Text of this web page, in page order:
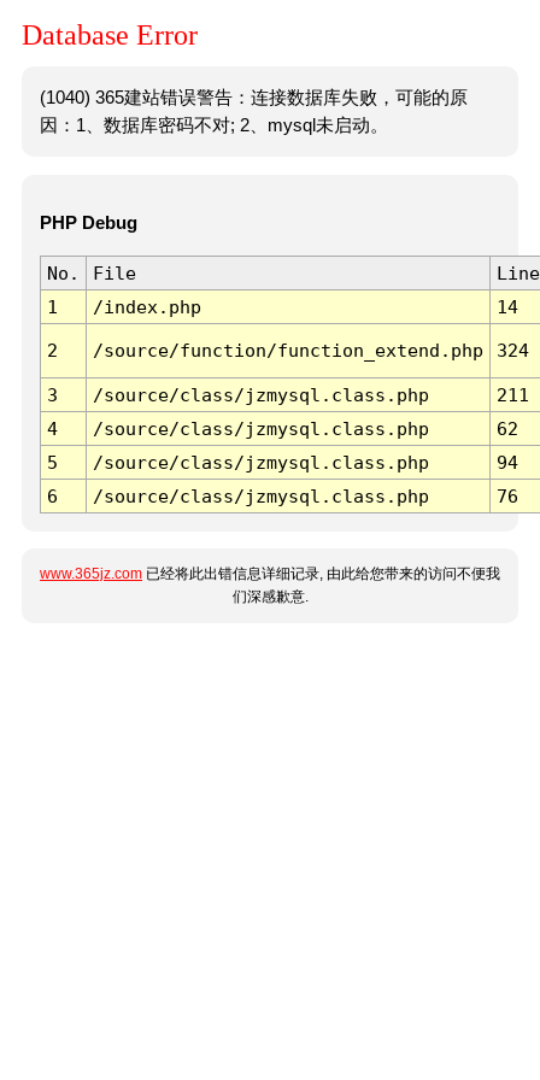
Database Error
(1040) 365建站错误警告：连接数据库失败，可能的原
因：1、数据库密码不对; 2、mysql未启动。
PHP Debug
No. File
Line
1
/index.php 14
2 /source/function/function_extend.php 324
3 /source/class/jzmysql.class.php
211
4
/source/class/jzmysql.class.php
62
5
/source/class/jzmysql.class.php
94
6
/source/class/jzmysql.class.php 76
www.365jz.com 已经将此出错信息详细记录, 由此给您带来的访问不便我
们深感歉意.